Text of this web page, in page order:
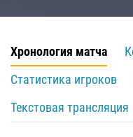
Хронология матча
Статистика игроков
Текстовая трансляция